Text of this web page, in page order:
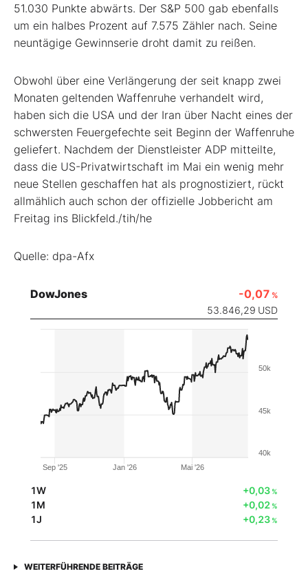
51.030 Punkte abwärts. Der S&P 500 gab ebenfalls
um ein halbes Prozent auf 7.575 Zähler nach. Seine
neuntägige Gewinnserie droht damit zu reißen.
Obwohl über eine Verlängerung der seit knapp zwei
Monaten geltenden Waffenruhe verhandelt wird,
haben sich die USA und der Iran über Nacht eines der
schwersten Feuergefechte seit Beginn der Waffenruhe
geliefert. Nachdem der Dienstleister ADP mitteilte,
dass die US-Privatwirtschaft im Mai ein wenig mehr
neue Stellen geschaffen hat als prognostiziert, rückt
allmählich auch schon der offizielle Jobbericht am
Freitag ins Blickfeld./tih/he
Quelle: dpa-Afx
DowJones -0,07 %
53.846,29 USD
Sep '25 Jan '26 Mai '26
40k
45k
50k
1W +0,03%
1M +0,02%
1J +0,23%
WEITERFÜHRENDE BEITRÄGE